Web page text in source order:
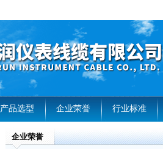
产品选型 企业荣誉 行业标准
企业荣誉